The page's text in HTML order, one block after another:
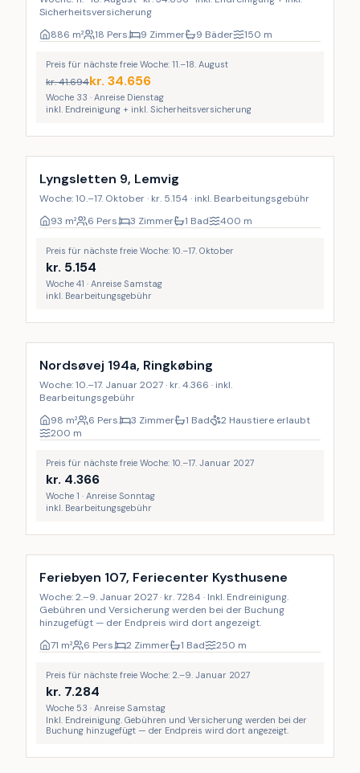
Sicherheitsversicherung
886 m² 18 Pers. 9 Zimmer 9 Bäder 150 m
Preis für nächste freie Woche: 11.–18. August
kr.41.694kr. 34.656
Woche 33 · Anreise Dienstag
inkl. Endreinigung + inkl. Sicherheitsversicherung
Lyngsletten 9, Lemvig
Woche: 10.–17. Oktober · kr. 5.154 · inkl. Bearbeitungsgebühr
93 m² 6 Pers. 3 Zimmer 1 Bad 400 m
Preis für nächste freie Woche: 10.–17. Oktober
kr. 5.154
Woche 41 · Anreise Samstag
inkl. Bearbeitungsgebühr
Nordsøvej 194a, Ringkøbing
Woche: 10.–17. Januar 2027 · kr. 4.366 · inkl.
Bearbeitungsgebühr
98 m² 6 Pers. 3 Zimmer 1 Bad
2 Haustiere erlaubt
200 m
Preis für nächste freie Woche: 10.–17. Januar 2027
kr. 4.366
Woche 1 · Anreise Sonntag
inkl. Bearbeitungsgebühr
Inkl. Endreinigung
Feriebyen 107, Feriecenter Kysthusene
Woche: 2.–9. Januar 2027 · kr. 7.284 · Inkl. Endreinigung.
Gebühren und Versicherung werden bei der Buchung
hinzugefügt — der Endpreis wird dort angezeigt.
71 m² 6 Pers. 2 Zimmer 1 Bad 250 m
Preis für nächste freie Woche: 2.–9. Januar 2027
kr. 7.284
Woche 53 · Anreise Samstag
Inkl. Endreinigung. Gebühren und Versicherung werden bei der
Buchung hinzugefügt — der Endpreis wird dort angezeigt.
Inkl. Endreinigung